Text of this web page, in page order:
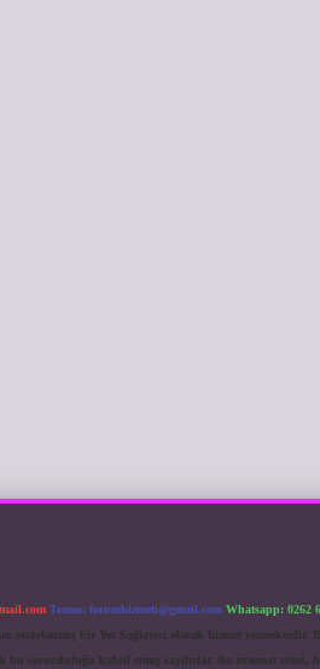
Teams: forumhizmeti@gmail.com Whatsapp: 0262
bir Yer Sağlayıcı olarak hizmet
sorumluluğu kabul etmiş sayılırlar. Bu internet